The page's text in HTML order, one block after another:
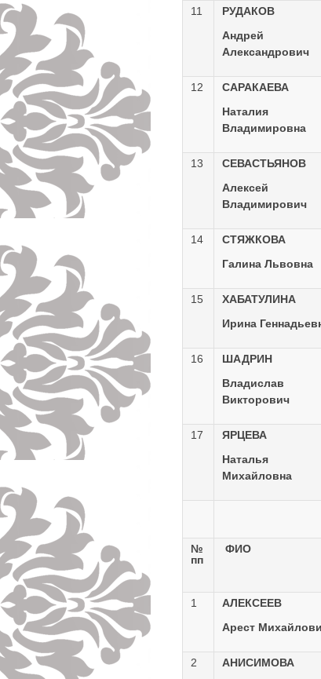
11
РУДАКОВ
Андрей
Александрович
12
САРАКАЕВА
Наталия
Владимировна
13
СЕВАСТЬЯНОВ
Алексей
Владимирович
14
СТЯЖКОВА
Галина Львовна
15
ХАБАТУЛИНА
Ирина
16
ШАДРИН
Владислав
Викторович
17
ЯРЦЕВА
Наталья
Михайловна
№
пп
ФИО
1
АЛЕКСЕЕВ
Арест
2
АНИСИМОВА